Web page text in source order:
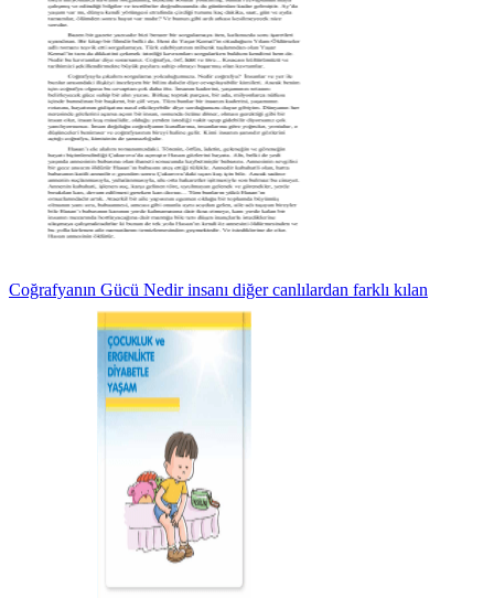
Coğrafyanın Gücü Nedir insanı diğer canlılardan farklı kılan